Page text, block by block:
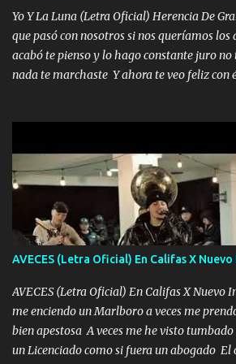
quiero que sea nunca con otra yo quiero
quieres en ese momento te pido que seas
madre no quiero dejar de tenerte no ayuda
chile quisiera ser menos de ti dependiente
encierra princesa tu sabes que nunca
Yo Y La Luna (Letra Oficial) Herencia De
que pasó con nosotros si nos queríamos los
acabó te pienso y lo hago constante juro
nada te marchaste Y ahora te veo feliz con
pero eso ya no va a pasar me perderé en la
mirabas bonito si yo no fui el final feliz el
duele no tenerte aquí sabiendo que moría
cantamos y por ti nos embriagamos Quién
contigo fui muy feliz a lo mejor no lloró
adoro
AVECES (Letra Oficial) En Califas X
AVECES (Letra Oficial) En Califas X Nuevo
me enciendo un Marlboro a veces me
bien apestosa A veces me he visto
un Licenciado como si fuera un abogado El